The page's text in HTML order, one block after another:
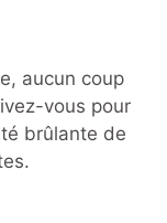
aucun coup
vous pour
brûlante de